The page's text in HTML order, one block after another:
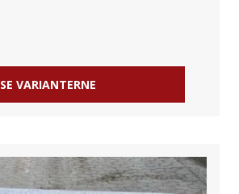
SE VARIANTERNE